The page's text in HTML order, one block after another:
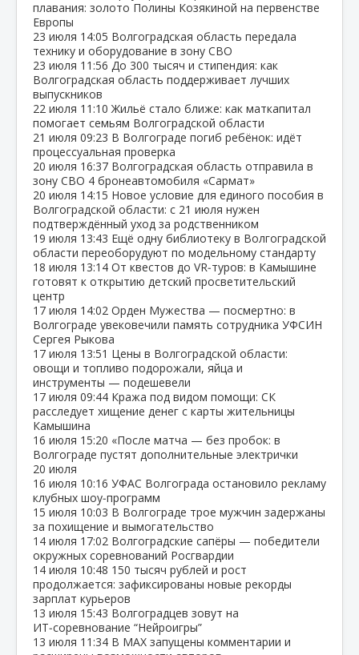
плавания: золото Полины Козякиной на первенстве
Европы
23 июля 14:05 Волгоградская область передала
технику и оборудование в зону СВО
23 июля 11:56 До 300 тысяч и стипендия: как
Волгоградская область поддерживает лучших
выпускников
22 июля 11:10 Жильё стало ближе: как маткапитал
помогает семьям Волгоградской области
21 июля 09:23 В Волгограде погиб ребёнок: идёт
процессуальная проверка
20 июля 16:37 Волгоградская область отправила в
зону СВО 4 бронеавтомобиля «Сармат»
20 июля 14:15 Новое условие для единого пособия в
Волгоградской области: с 21 июля нужен
подтверждённый уход за родственником
19 июля 13:43 Ещё одну библиотеку в Волгоградской
области переоборудуют по модельному стандарту
18 июля 13:14 От квестов до VR‑туров: в Камышине
готовят к открытию детский просветительский
центр
17 июля 14:02 Орден Мужества — посмертно: в
Волгограде увековечили память сотрудника УФСИН
Сергея Рыкова
17 июля 13:51 Цены в Волгоградской области:
овощи и топливо подорожали, яйца и
инструменты — подешевели
17 июля 09:44 Кража под видом помощи: СК
расследует хищение денег с карты жительницы
Камышина
16 июля 15:20 «После матча — без пробок: в
Волгограде пустят дополнительные электрички
20 июля
16 июля 10:16 УФАС Волгограда остановило рекламу
клубных шоу‑программ
15 июля 10:03 В Волгограде трое мужчин задержаны
за похищение и вымогательство
14 июля 17:02 Волгоградские сапёры — победители
окружных соревнований Росгвардии
14 июля 10:48 150 тысяч рублей и рост
продолжается: зафиксированы новые рекорды
зарплат курьеров
13 июля 15:43 Волгоградцев зовут на
ИТ‑соревнование “Нейроигры”
13 июля 11:34 В МАХ запущены комментарии и